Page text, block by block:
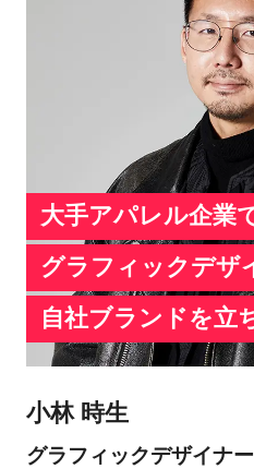
大手アパレル企業
グラフィックデザ
自社ブランドを立
小林 時生
グラフィックデザイナ